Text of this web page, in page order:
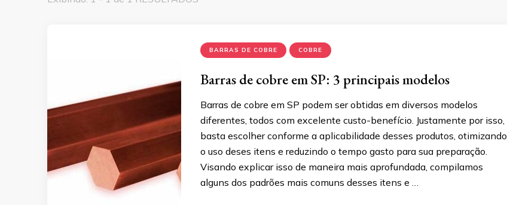
BARRAS DE COBRE COBRE
Barras de cobre em SP: 3 principais modelos
Barras de cobre em SP podem ser obtidas em diversos modelos
diferentes, todos com excelente custo-benefício. Justamente por isso,
basta escolher conforme a aplicabilidade desses produtos, otimizando
o uso deses itens e reduzindo o tempo gasto para sua preparação.
Visando explicar isso de maneira mais aprofundada, compilamos
alguns dos padrões mais comuns desses itens e …